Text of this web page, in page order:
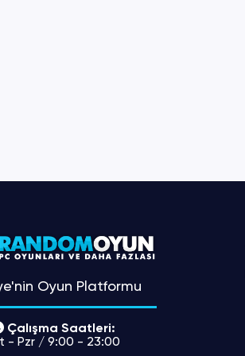
Oyun Platformu
Çalışma Saatleri:
- Pzr / 9:00 - 23:00